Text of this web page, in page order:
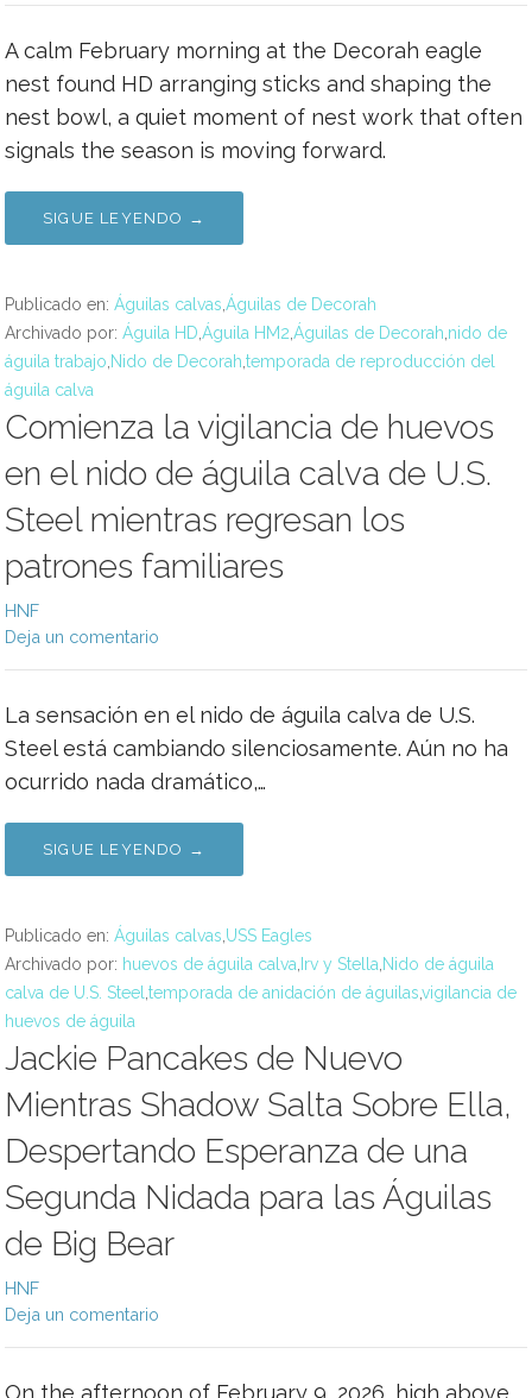
A calm February morning at the Decorah eagle
nest found HD arranging sticks and shaping the
nest bowl, a quiet moment of nest work that often
signals the season is moving forward.
SIGUE LEYENDO →
Publicado en: Águilas calvas Águilas de Decorah
Archivado por: Águila HD Águila HM2 Águilas de Decorah nido de
águila trabajo Nido de Decorah temporada de reproducción del
águila calva
Comienza la vigilancia de huevos
en el nido de águila calva de U.S.
Steel mientras regresan los
patrones familiares
HNF
Deja un comentario
La sensación en el nido de águila calva de U.S.
Steel está cambiando silenciosamente. Aún no ha
ocurrido nada dramático,…
SIGUE LEYENDO →
Publicado en: Águilas calvas USS Eagles
Archivado por: huevos de águila calva Irv y Stella Nido de águila
calva de U.S. Steel temporada de anidación de águilasvigilancia de
huevos de águila
Jackie Pancakes de Nuevo
Mientras Shadow Salta Sobre Ella,
Despertando Esperanza de una
Segunda Nidada para las Águilas
de Big Bear
HNF
Deja un comentario
On the afternoon of February 9, 2026, high above